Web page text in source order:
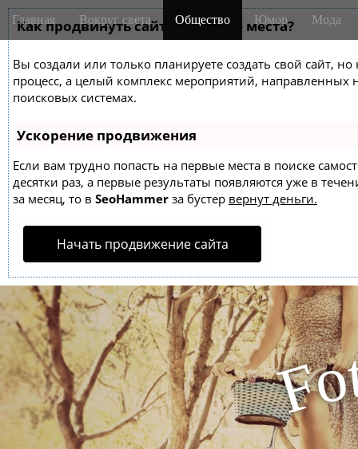
Как продвинуть сайт на первые места?
Вы создали или только планируете создать свой сайт,
процесс, а целый комплекс мероприятий,
поисковых системах.
Ускорение продвижения
Если вам трудно попасть на первые места в поиске
десятки раз, а первые результаты появляются уже в
за месяц, то в SeoHammer за бустер вернут деньги.
Начать продвижение сайта
M
a
n
m
e
n
u
i
Главная Вокруг света Общество Юмор Мода
Fo